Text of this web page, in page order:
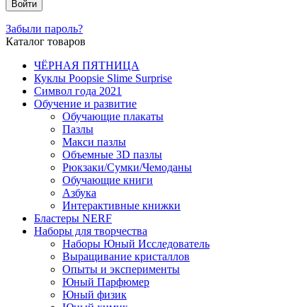
Забыли пароль?
Каталог товаров
ЧЁРНАЯ ПЯТНИЦА
Куклы Poopsie Slime Surprise
Символ года 2021
Обучение и развитие
Обучающие плакаты
Пазлы
Макси пазлы
Объемные 3D пазлы
Рюкзаки/Сумки/Чемоданы
Обучающие книги
Азбука
Интерактивные книжки
Бластеры NERF
Наборы для творчества
Наборы Юный Исследователь
Выращивание кристаллов
Опыты и эксперименты
Юный Парфюмер
Юный физик